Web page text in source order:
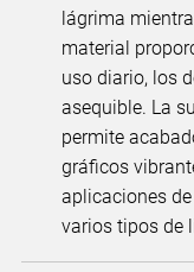
lágrima
material
uso diario, los
asequible. La
permite
gráficos
aplicaciones
varios tipos de